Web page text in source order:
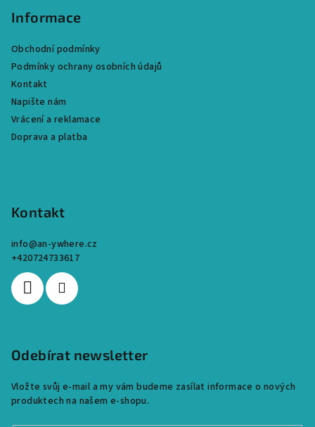
Informace
Obchodní podmínky
Podmínky ochrany osobních údajů
Kontakt
Napište nám
Vrácení a reklamace
Doprava a platba
Kontakt
info@an-ywhere.cz
+420724733617
Odebírat newsletter
Vložte svůj e-mail a my vám budeme zasílat informace o nových
produktech na našem e-shopu.